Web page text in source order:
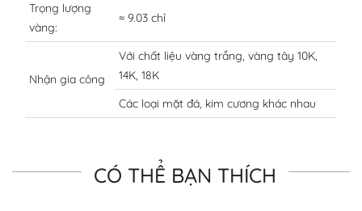
Trọng lượng
vàng:
≈ 9.03 chỉ
Nhận gia công
Với chất liệu vàng trắng, vàng tây 10K,
14K, 18K
Các loại mặt đá, kim cương khác nhau
CÓ THỂ BẠN THÍCH